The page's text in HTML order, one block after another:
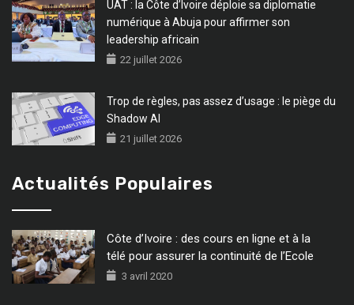
UAT : la Côte d’Ivoire déploie sa diplomatie
numérique à Abuja pour affirmer son
leadership africain
22 juillet 2026
Trop de règles, pas assez d’usage : le piège du
Shadow AI
21 juillet 2026
Actualités Populaires
Côte d’Ivoire : des cours en ligne et à la
télé pour assurer la continuité de l’Ecole
3 avril 2020